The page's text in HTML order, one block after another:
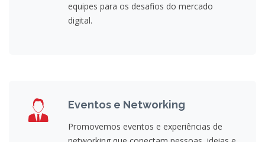
equipes para os desafios do mercado
digital.
Eventos e Networking
Promovemos eventos e experiências de